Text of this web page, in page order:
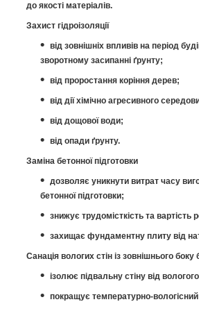
до якості матеріалів.
Захист гідроізоляції
від зовнішніх впливів на період
зворотному засипанні ґрунту;
від проростання коріння дерев;
від дії хімічно агресивного
від дощової води;
від опади ґрунту.
Заміна бетонної підготовки
дозволяє уникнути витрат часу
бетонної підготовки;
знижує трудомісткість та вартість
захищає фундаментну плиту від
Санація вологих стін із зовнішнього боку
ізолює підвальну стіну від
покращує температурно-